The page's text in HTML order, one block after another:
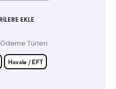
EKLE
Türleri: